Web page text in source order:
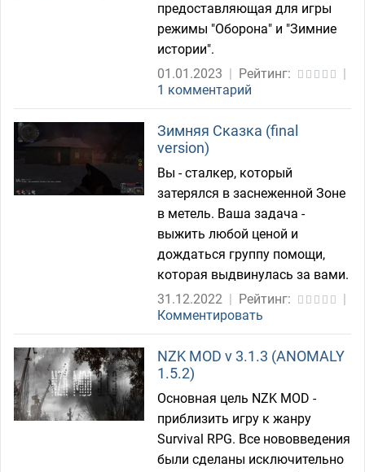
предоставляющая для игры
режимы "Оборона" и "Зимние
истории".
01.01.2023 | Рейтинг:
|
1 комментарий
Зимняя Сказка (final
version)
Вы - сталкер, который
затерялся в заснеженной Зоне
в метель. Ваша задача -
выжить любой ценой и
дождаться группу помощи,
которая выдвинулась за вами.
31.12.2022 | Рейтинг:
|
Комментировать
NZK MOD v 3.1.3 (ANOMALY
1.5.2)
Основная цель NZK MOD -
приблизить игру к жанру
Survival RPG. Все нововведения
были сделаны исключительно